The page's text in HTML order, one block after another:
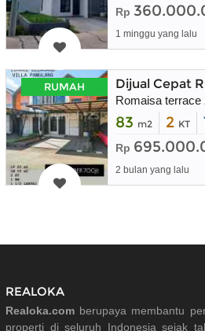
Rp
1 minggu yang lalu
RUMAH Dijual Cepat
Romaisa terrace
83 m2 2 KT
Rp
2 bulan yang lalu
REALOKA
Realoka.com berupaya membantu
properti di seluruh Indonesia sejak